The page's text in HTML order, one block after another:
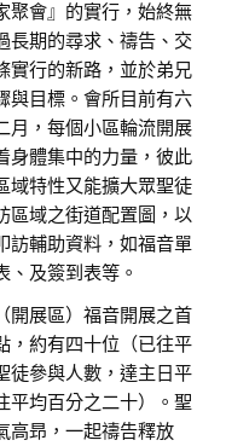
聚會』的實行，始終無
長期的尋求、禱告、交
實行的新路，並於弟兄
與目標。會所目前有六
月，每個小區輪流開展
身體集中的力量，彼此
域特性又能擴大眾聖徒
區域之街道配置圖，以
訪輔助資料，如福音單
、及簽到表等。
開展區）福音開展之首
，約有四十位（已往平
徒參與人數，達主日平
平均百分之二十）。聖
高昻，一起禱告釋放